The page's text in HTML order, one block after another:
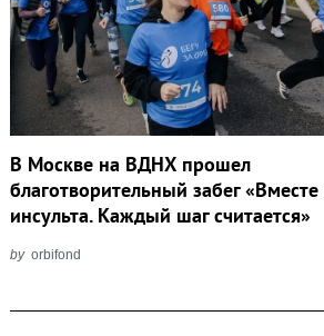
В Москве на ВДНХ прошел
благотворительный забег
инсульта. Каждый шаг считается»
by orbifond